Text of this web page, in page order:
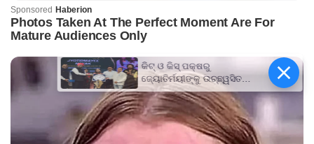
କିଟ୍‍ ଓ କିସ୍‍ ପକ୍ଷରୁ
ଜ୍ୟୋତିର୍ମୟୀଙ୍କୁ ଉଚ୍ଛ୍ୱସିତ
ସମ୍ବର୍ଦ୍ଧନା; ୫ଲକ୍ଷ ଟଙ୍କାର
ପ୍ରୋତ୍ସାହନ ରାଶି ପ୍ରଦାନ